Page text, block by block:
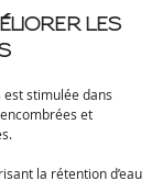
LES
est stimulée dans
et
la rétention d’eau